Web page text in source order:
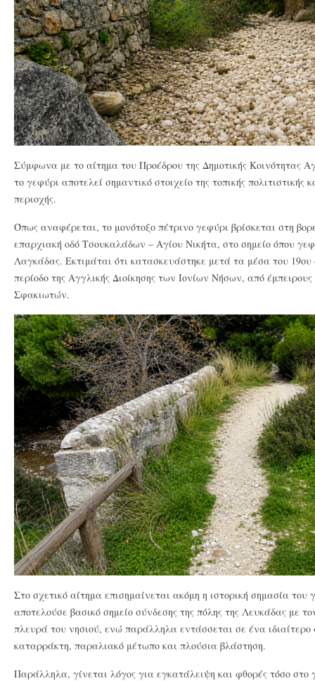
Σύμφωνα με το αίτημα του Προέδρου της Δημοτικής Κοινότητας
το γεφύρι αποτελεί σημαντικό στοιχείο της τοπικής πολιτιστικής
περιοχής.
Όπως αναφέρεται, το μονότοξο πέτρινο γεφύρι βρίσκεται στη
επαρχιακή οδό Τσουκαλάδων – Αγίου Νικήτα, στο σημείο όπου
Λαγκάδας. Εκτιμάται ότι κατασκευάστηκε μετά τα μέσα του
περίοδο της Αγγλικής Διοίκησης των Ιονίων Νήσων, από έμπειρους
Σφακιωτών.
Στο σχετικό αίτημα επισημαίνεται ακόμη η ιστορική σημασία του
αποτελούσε βασικό σημείο σύνδεσης της πόλης της Λευκάδας με
πλευρά του νησιού, ενώ παράλληλα εντάσσεται σε ένα ιδιαίτερο
καταρράκτη, παραλιακό μέτωπο και πλούσια βλάστηση.
Παράλληλα, γίνεται λόγος για εγκατάλειψη και φθορές τόσο στο